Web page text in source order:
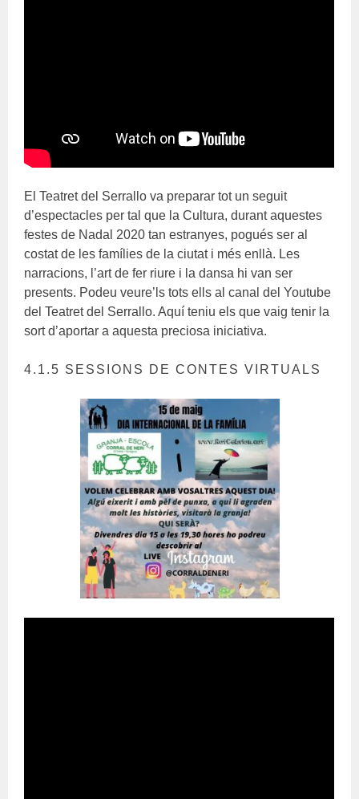
El Teatret del Serrallo va preparar tot un seguit
d’espectacles per tal que la Cultura, durant aquestes
festes de Nadal 2020 tan estranyes, pogués ser al
costat de les famílies de la ciutat i més enllà. Les
narracions, l’art de fer riure i la dansa hi van ser
presents. Podeu veure’ls tots ells al canal del Youtube
del Teatret del Serrallo. Aquí teniu els que vaig tenir la
sort d’aportar a aquesta preciosa iniciativa.
4.1.5 SESSIONS DE CONTES VIRTUALS